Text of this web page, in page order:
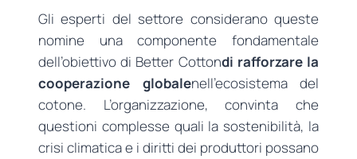
Gli esperti del settore considerano queste
nomine una componente fondamentale
dell’obiettivo di Better Cottondi rafforzare la
cooperazione globalenell’ecosistema del
cotone. L’organizzazione, convinta che
questioni complesse quali la sostenibilità, la
crisi climatica e i diritti dei produttori possano